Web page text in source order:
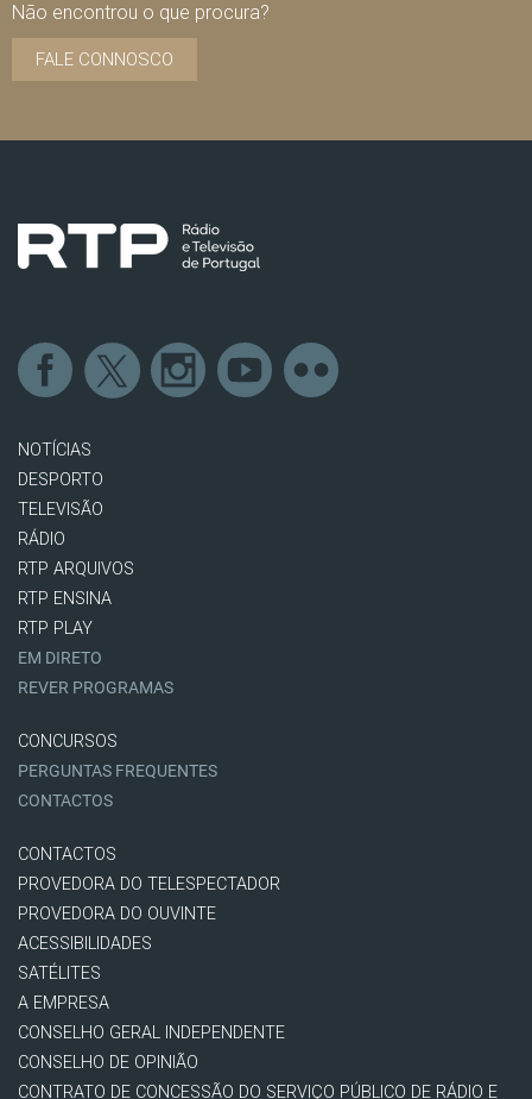
Não encontrou o que procura?
FALE CONNOSCO
NOTÍCIAS
DESPORTO
TELEVISÃO
RÁDIO
RTP ARQUIVOS
RTP ENSINA
RTP PLAY
EM DIRETO
REVER PROGRAMAS
CONCURSOS
PERGUNTAS FREQUENTES
CONTACTOS
CONTACTOS
PROVEDORA DO TELESPECTADOR
PROVEDORA DO OUVINTE
ACESSIBILIDADES
SATÉLITES
A EMPRESA
CONSELHO GERAL INDEPENDENTE
CONSELHO DE OPINIÃO
CONTRATO DE CONCESSÃO DO SERVIÇO PÚBLICO DE RÁDIO E